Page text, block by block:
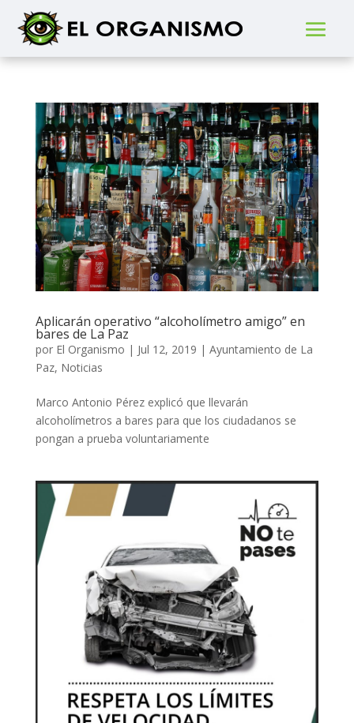
Aplicarán operativo “alcoholímetro amigo” en
bares de La Paz
por El Organismo | Jul 12, 2019 | Ayuntamiento de La
Paz, Noticias
Marco Antonio Pérez explicó que llevarán
alcoholímetros a bares para que los ciudadanos se
pongan a prueba voluntariamente